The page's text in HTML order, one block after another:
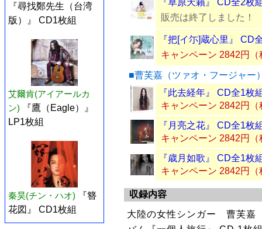
『尋找鄭先生（台湾
版）』 CD1枚組
艾爾肯(アイアールカ
ン)
『鷹（Eagle）』
LP1枚組
秦昊(チン・ハオ)
『簪
花図』 CD1枚組
『草原天籟』 CD全2枚
販売は終了しました！
『把[イ尓]蔵心里』 CD
キャンペーン 2842円（
■曹芙嘉（ツァオ・フージャー
『此去経年』 CD全1枚
キャンペーン 2842円（
『月亮之花』 CD全1枚
キャンペーン 2842円（
『歳月如歌』 CD全1枚
キャンペーン 2842円（
収録内容
大陸の女性シンガー 曹芙嘉